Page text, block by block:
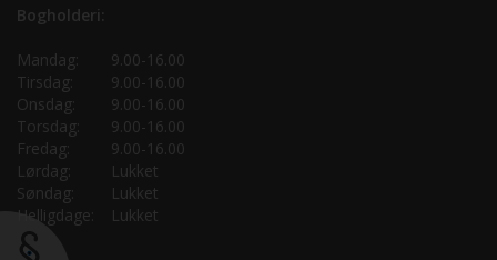
Bogholderi:
Mandag:
9.00-16.00
Tirsdag:
9.00-16.00
Onsdag:
9.00-16.00
Torsdag:
9.00-16.00
Fredag:
9.00-16.00
Lørdag:
Lukket
Søndag:
Lukket
Helligdage:
Lukket